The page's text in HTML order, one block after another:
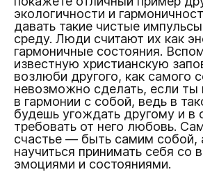
экологичности и
давать такие чистые
среду. Люди считают их как
гармоничные состояния.
известную христианскую
возлюби другого, как самого
невозможно сделать, если ты
в гармонии с собой, ведь в
будешь угождать другому и в
требовать от него любовь.
счастье — быть самим собой,
научиться принимать себя со
эмоциями и состояниями.